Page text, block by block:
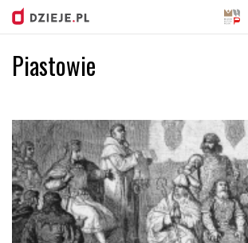
Piastowie